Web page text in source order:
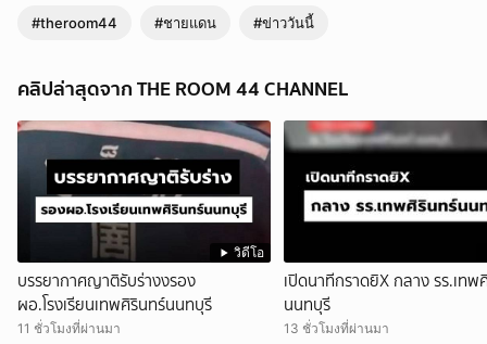
#theroom44 #ชายแดน #ข่าววันนี้
คลิปล่าสุดจาก THE ROOM 44 CHANNEL
วิดีโอ
บรรยากาศญาติรับร่างงรอง
ผอ.โรงเรียนเทพศิรินทร์นนทบุรี
11 ชั่วโมงที่ผ่านมา
เปิดนาทีกราดยิX กลาง รร.เทพ
นนทบุรี
13 ชั่วโมงที่ผ่านมา